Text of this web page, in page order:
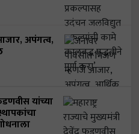
अपंगत्व,
यांच्या